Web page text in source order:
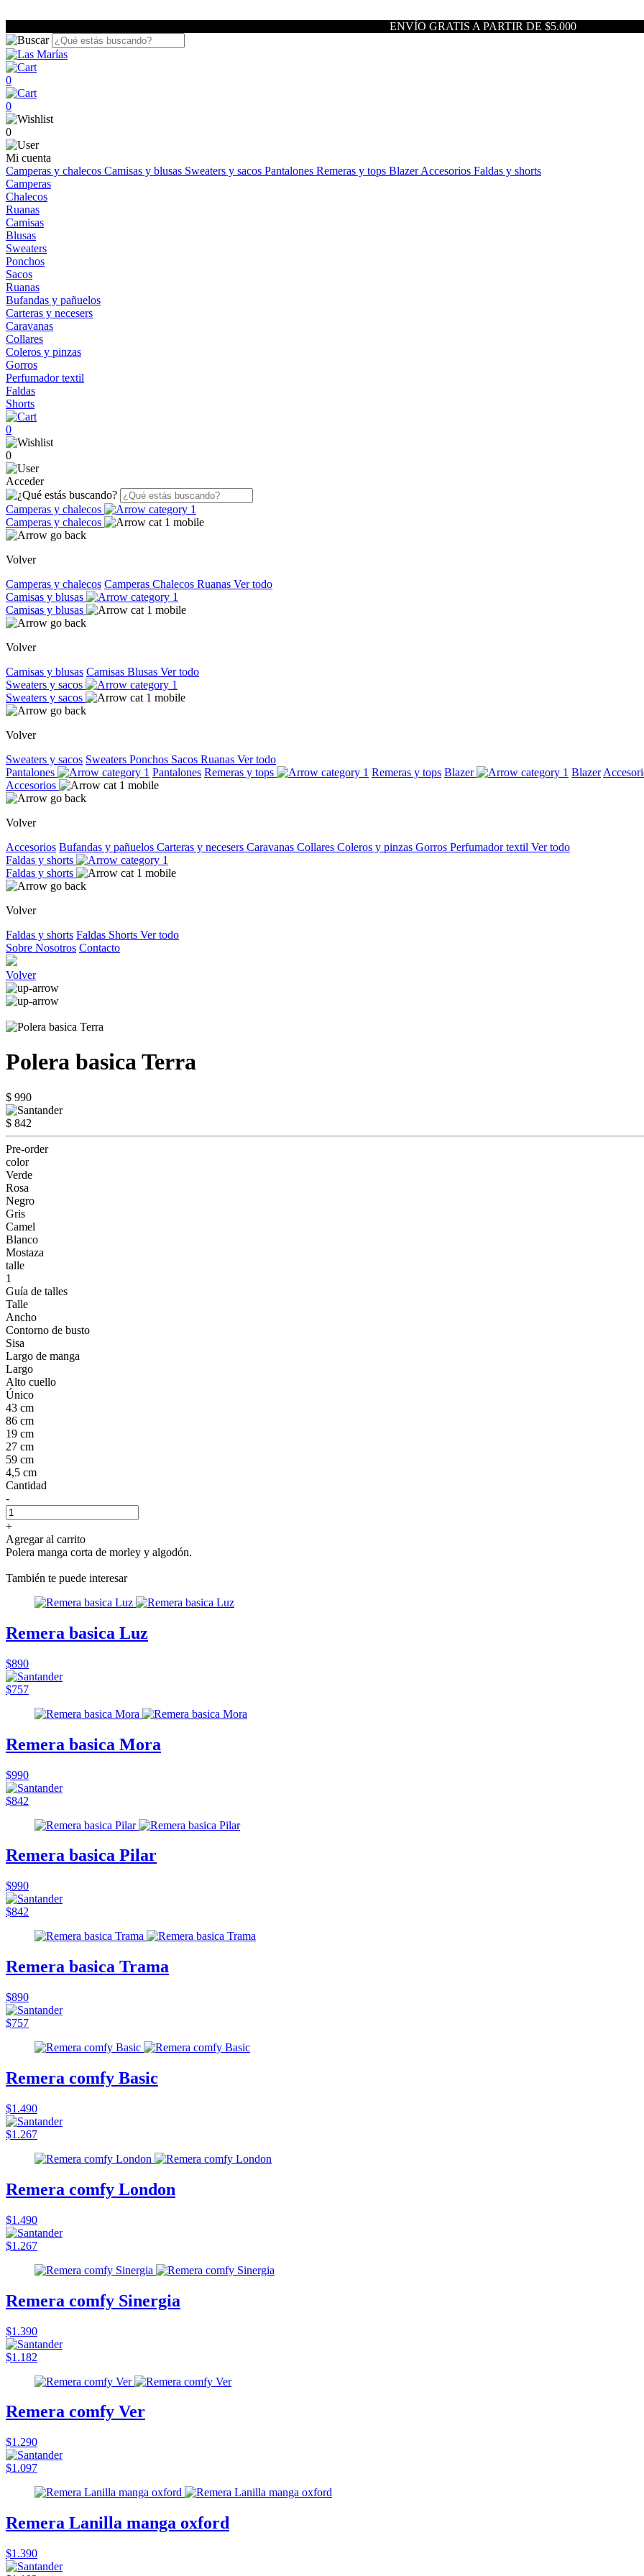
ENVÍO GRATIS A PARTIR DE $5.000
0
0
0
Mi cuenta
Camperas y chalecos Camisas y blusas Sweaters y sacos Pantalones Remeras y tops BlazerAccesorios Faldas y shorts
Camperas
Chalecos
Ruanas
Camisas
Blusas
Sweaters
Ponchos
Sacos
Ruanas
Bufandas y pañuelos
Carteras y necesers
Caravanas
Collares
Coleros y pinzas
Gorros
Perfumador textil
Faldas
Shorts
0
0
Acceder
Camperas y chalecos
Camperas y chalecos
Volver
Camperas y chalecos Camperas Chalecos Ruanas Ver todo
Camisas y blusas
Camisas y blusas
Volver
Camisas y blusas Camisas Blusas Ver todo
Sweaters y sacos
Sweaters y sacos
Volver
Sweaters y sacos Sweaters Ponchos Sacos Ruanas Ver todo
Pantalones
Pantalones Remeras y tops Remeras y tops Blazer Blazer
Accesorios
Volver
Accesorios Bufandas y pañuelos Carteras y necesers Caravanas Collares Coleros y pinzas Gorros Perfumador textil Ver todo
Faldas y shorts
Faldas y shorts
Volver
Faldas y shorts Faldas Shorts Ver todo
Sobre Nosotros Contacto
Volver
Polera basica Terra
$ 990
$ 842
Pre-order
color
Verde
Rosa
Negro
Gris
Camel
Blanco
Mostaza
talle
1
Guía de talles
Talle
Ancho
Contorno de busto
Sisa
Largo de manga
Largo
Alto cuello
Único
43 cm
86 cm
19 cm
27 cm
59 cm
4,5 cm
Cantidad
-
+
Agregar al carrito
Polera manga corta de morley y algodón.
También te puede interesar
Remera basica Luz
$890
$757
Remera basica Mora
$990
$842
Remera basica Pilar
$990
$842
Remera basica Trama
$890
$757
Remera comfy Basic
$1.490
$1.267
Remera comfy London
$1.490
$1.267
Remera comfy Sinergia
$1.390
$1.182
Remera comfy Ver
$1.290
$1.097
Remera Lanilla manga oxford
$1.390